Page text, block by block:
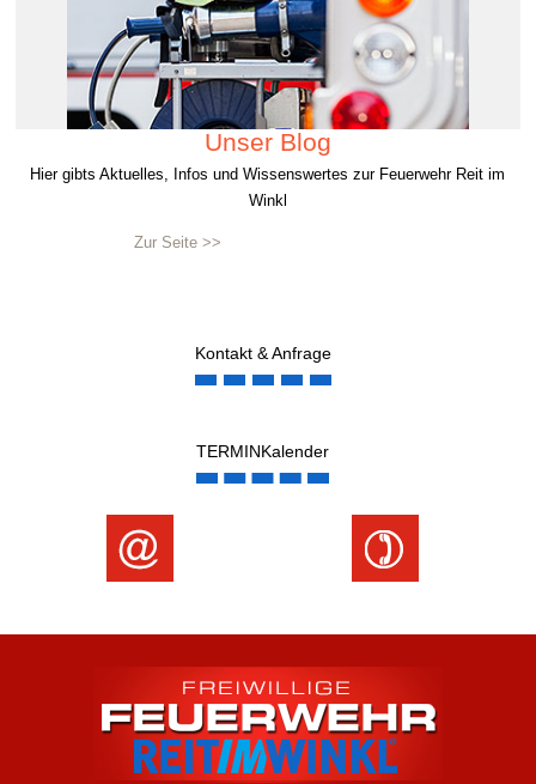
Unser Blog
Hier gibts Aktuelles, Infos und Wissenswertes zur Feuerwehr Reit im
Winkl
Zur Seite >>
Kontakt & Anfrage
TERMINKalender